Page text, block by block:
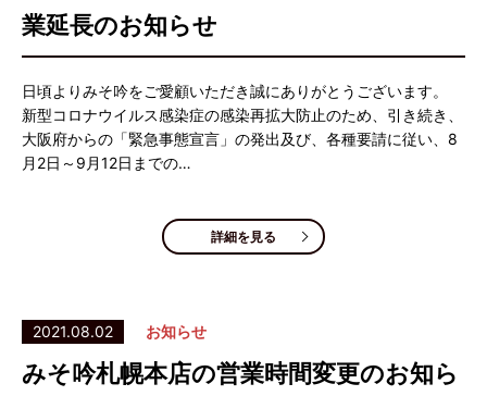
業延長のお知らせ
日頃よりみそ吟をご愛顧いただき誠にありがとうございます。
新型コロナウイルス感染症の感染再拡大防止のため、引き続き、
大阪府からの「緊急事態宣言」の発出及び、各種要請に従い、8
月2日～9月12日までの…
詳細を見る
2021.08.02 お知らせ
みそ吟札幌本店の営業時間変更のお知ら